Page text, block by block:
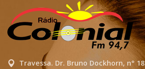
Travessa. Dr. Bruno Dockhorn, n° 18